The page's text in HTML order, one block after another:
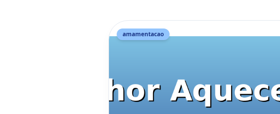
amamentacao